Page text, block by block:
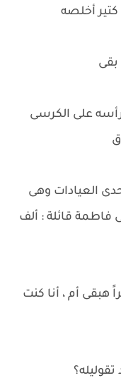
أخلصه
بقى
على الكرسى
العيادات وهى
فاطمة قائلة : ألف
هبقى أم ، أنا كنت